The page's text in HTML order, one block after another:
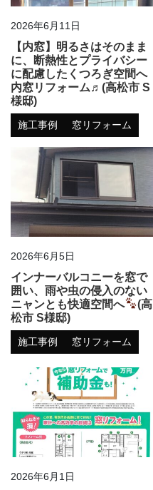
2026年6月11日
【内窓】明るさはそのまま
に、断熱性とプライバシー
に配慮したくつろぎ空間へ
内窓リフォーム♬(高松市 S
様邸)
施工事例 窓リフォーム
2026年6月5日
インナーバルコニーを窓で
囲い、雨や虫の侵入のない
ニャンとも快適空間へ
(高
松市 S様邸)
施工事例 窓リフォーム
2026年6月1日